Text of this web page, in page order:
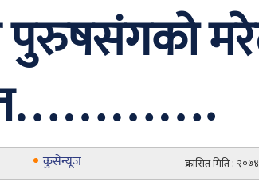
कुसेन्यूज प्रकासित मिति :